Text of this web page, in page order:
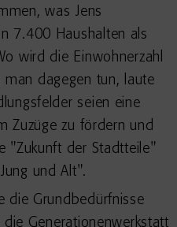
was Jens
7.400 Haushalten als
wird die Einwohnerzahl
man dagegen tun, laute
seien eine
Zuzüge zu fördern und
"Zukunft der Stadtteile"
und Alt".
die Grundbedürfnisse
Generationenwerkstatt